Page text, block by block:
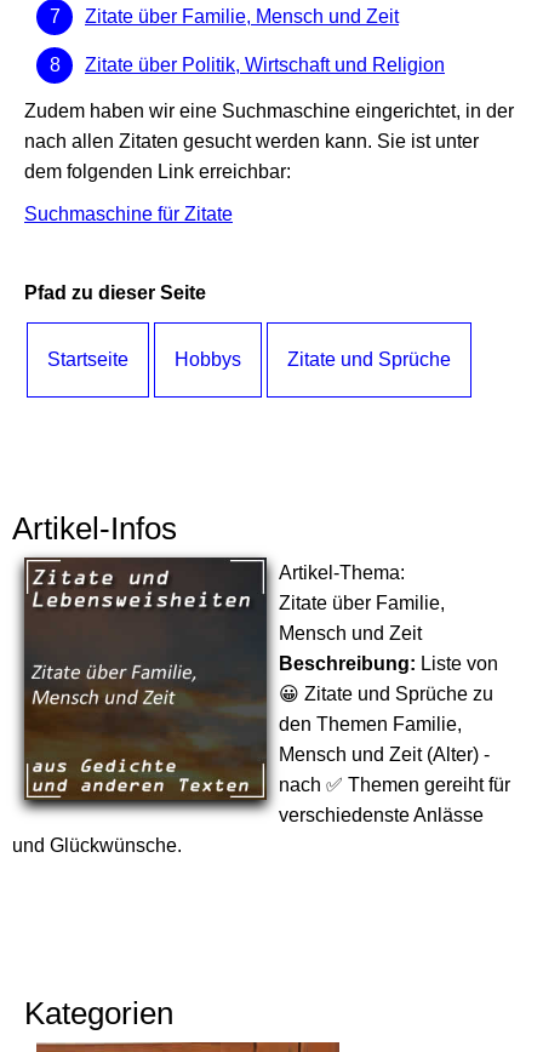
Zitate über Familie, Mensch und Zeit
Zitate über Politik, Wirtschaft und Religion
Zudem haben wir eine Suchmaschine eingerichtet, in der
nach allen Zitaten gesucht werden kann. Sie ist unter
dem folgenden Link erreichbar:
Suchmaschine für Zitate
Pfad zu dieser Seite
Startseite Hobbys Zitate und Sprüche
Artikel-Infos
Artikel-Thema:
Zitate über Familie,
Mensch und Zeit
Beschreibung: Liste von
😀 Zitate und Sprüche zu
den Themen Familie,
Mensch und Zeit (Alter) -
nach ✅ Themen gereiht für
verschiedenste Anlässe
und Glückwünsche.
Kategorien